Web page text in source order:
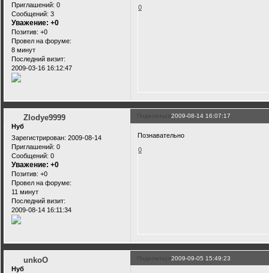
Приглашений: 0
Сообщений: 3
Уважение: +0
Позитив: +0
Провел на форуме:
8 минут
Последний визит:
2009-03-16 16:12:47
0
Поделиться2009-08-14 16:07:17
Zlodye9999
Нуб
Зарегистрирован: 2009-08-14
Приглашений: 0
Сообщений: 0
Уважение: +0
Позитив: +0
Провел на форуме:
11 минут
Последний визит:
2009-08-14 16:11:34
Познавательно
0
Поделиться2009-09-05 15:49:23
unkoO
Нуб